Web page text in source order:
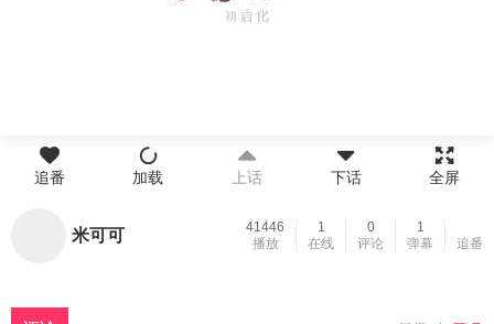
追番 加载 上话 下话 全屏
41446
播放
1
在线
0
评论
1
弹幕
追番
米可可